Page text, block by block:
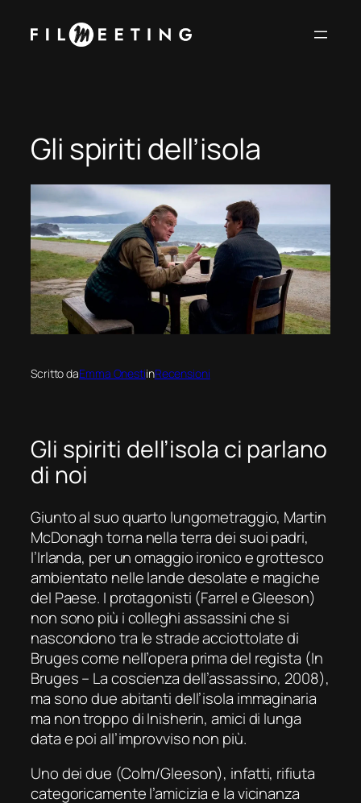
Gli spiriti dell’isola
Scritto daEmma OnestiinRecensioni
Gli spiriti dell’isola ci parlano
di noi
Giunto al suo quarto lungometraggio, Martin
McDonagh torna nella terra dei suoi padri,
l’Irlanda, per un omaggio ironico e grottesco
ambientato nelle lande desolate e magiche
del Paese. I protagonisti (Farrel e Gleeson)
non sono più i colleghi assassini che si
nascondono tra le strade acciottolate di
Bruges come nell’opera prima del regista (In
Bruges – La coscienza dell’assassino, 2008),
ma sono due abitanti dell’isola immaginaria
ma non troppo di Inisherin, amici di lunga
data e poi all’improvviso non più.
Uno dei due (Colm/Gleeson), infatti, rifiuta
categoricamente l’amicizia e la vicinanza